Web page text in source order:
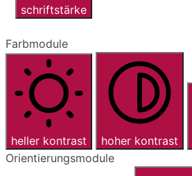
schriftstärke
Farbmodule
heller kontrast hoher kontrast
Orientierungsmodule